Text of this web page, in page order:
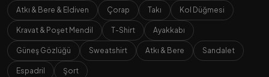
Atkı & Bere & Eldiven Çorap Takı Kol Düğmesi
Kravat & Poşet Mendil T-Shirt Ayakkabı
Güneş Gözlüğü Sweatshirt Atkı & Bere Sandalet
Espadril Şort